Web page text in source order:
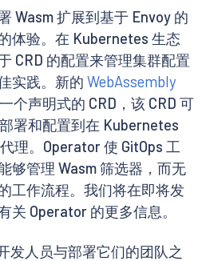
Wasm 扩展到基于 Envoy 的
体验。在 Kubernetes 生态
CRD 的配置来管理集群配置
实践。新的 WebAssembly
个声明式的 CRD，该 CRD 可
署和配置到在 Kubernetes
理。Operator 使 GitOps 工
够管理 Wasm 筛选器，而无
工作流程。我们将在即将发
关 Operator 的更多信息。
发人员与部署它们的团队之